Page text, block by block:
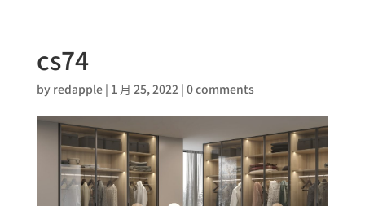
cs74
by redapple| 1 月 25, 2022| 0 comments